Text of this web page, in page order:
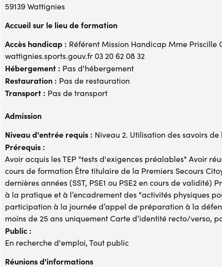
59139 Wattignies
Accueil sur le lieu de formation
Accès handicap : Référent Mission Handicap Mme Priscille
wattignies.sports.gouv.fr 03 20 62 08 32
Hébergement : Pas d'hébergement
Restauration : Pas de restauration
Transport : Pas de transport
Admission
Niveau d'entrée requis : Niveau 2. Utilisation des savoirs de
Prérequis :
Avoir acquis les TEP "tests d'exigences préalables" Avoir
cours de formation Être titulaire de la Premiers Secours
dernières années (SST, PSE1 ou PSE2 en cours de
à la pratique et à l’encadrement des "activités physiques
participation à la journée d’appel de préparation à la
moins de 25 ans uniquement Carte d’identité recto/verso,
Public :
En recherche d'emploi, Tout public
Réunions d'informations